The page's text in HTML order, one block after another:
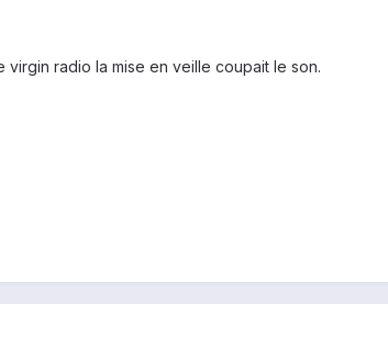
radio la mise en veille coupait le son.